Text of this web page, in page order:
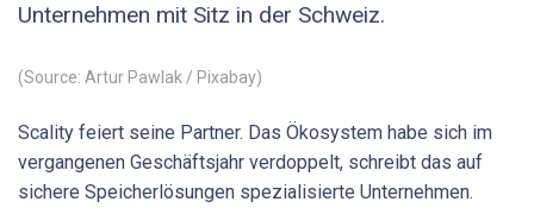
Unternehmen mit Sitz in der Schweiz.
(Source: Artur Pawlak / Pixabay)
Scality feiert seine Partner. Das Ökosystem habe sich im
vergangenen Geschäftsjahr verdoppelt, schreibt das auf
sichere Speicherlösungen spezialisierte Unternehmen.